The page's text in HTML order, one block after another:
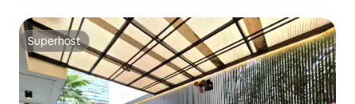
Superhost
Superhost